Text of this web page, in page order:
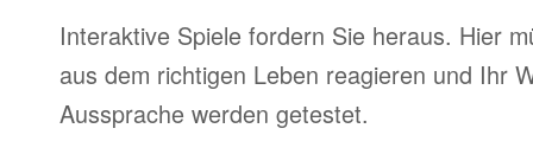
Interaktive Spiele fordern Sie heraus. Hier
aus dem richtigen Leben reagieren und Ihr
Aussprache werden getestet.